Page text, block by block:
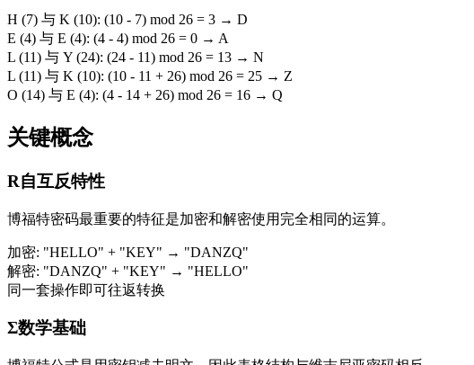
H (7) 与 K (10): (10 - 7) mod 26 = 3 → D
E (4) 与 E (4): (4 - 4) mod 26 = 0 → A
L (11) 与 Y (24): (24 - 11) mod 26 = 13 → N
L (11) 与 K (10): (10 - 11 + 26) mod 26 = 25 → Z
O (14) 与 E (4): (4 - 14 + 26) mod 26 = 16 → Q
关键概念
R自互反特性
博福特密码最重要的特征是加密和解密使用完全相同的运算。
加密: "HELLO" + "KEY" → "DANZQ"
解密: "DANZQ" + "KEY" → "HELLO"
同一套操作即可往返转换
Σ数学基础